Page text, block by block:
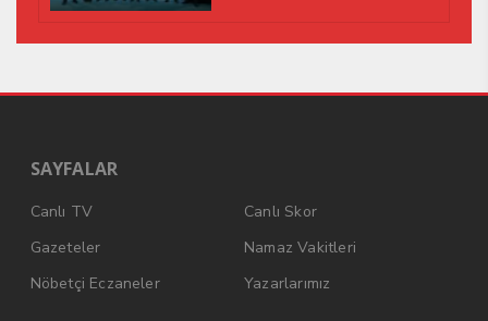
SAYFALAR
Canlı TV
Canlı Skor
Gazeteler
Namaz Vakitleri
Nöbetçi Eczaneler
Yazarlarımız